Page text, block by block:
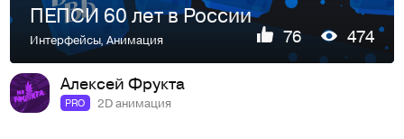
ПЕПСИ 60 лет в России
Интерфейсы,Анимация 76 474
Алексей Фрукта
PRO 2D анимация